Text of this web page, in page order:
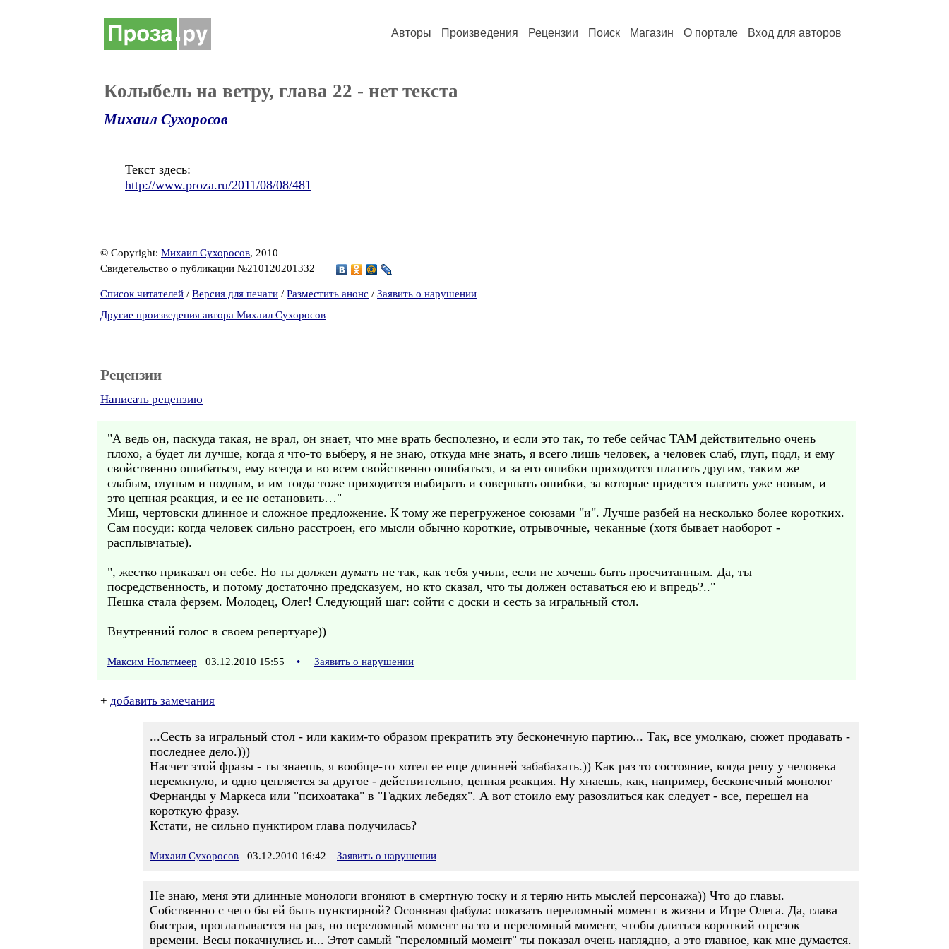
Авторы Произведения Рецензии Поиск Магазин О портале Вход для авторов
Колыбель на ветру, глава 22 - нет текста
Михаил Сухоросов
Текст здесь:
http://www.proza.ru/2011/08/08/481
© Copyright: Михаил Сухоросов, 2010
Свидетельство о публикации №210120201332
Список читателей / Версия для печати / Разместить анонс / Заявить о нарушении
Другие произведения автора Михаил Сухоросов
Рецензии
Написать рецензию
"А ведь он, паскуда такая, не врал, он знает, что мне врать бесполезно, и если это так, то тебе сейчас ТАМ действительно очень
плохо, а будет ли лучше, когда я что-то выберу, я не знаю, откуда мне знать, я всего лишь человек, а человек слаб, глуп, подл, и ему
свойственно ошибаться, ему всегда и во всем свойственно ошибаться, и за его ошибки приходится платить другим, таким же
слабым, глупым и подлым, и им тогда тоже приходится выбирать и совершать ошибки, за которые придется платить уже новым, и
это цепная реакция, и ее не остановить…"
Миш, чертовски длинное и сложное предложение. К тому же перегруженое союзами "и". Лучше разбей на несколько более коротких.
Сам посуди: когда человек сильно расстроен, его мысли обычно короткие, отрывочные, чеканные (хотя бывает наоборот -
расплывчатые).
", жестко приказал он себе. Но ты должен думать не так, как тебя учили, если не хочешь быть просчитанным. Да, ты –
посредственность, и потому достаточно предсказуем, но кто сказал, что ты должен оставаться ею и впредь?.."
Пешка стала ферзем. Молодец, Олег! Следующий шаг: сойти с доски и сесть за игральный стол.
Внутренний голос в своем репертуаре))
Максим Нольтмеер 03.12.2010 15:55 • Заявить о нарушении
+ добавить замечания
...Сесть за игральный стол - или каким-то образом прекратить эту бесконечную партию... Так, все умолкаю, сюжет продавать -
последнее дело.)))
Насчет этой фразы - ты знаешь, я вообще-то хотел ее еще длинней забабахать.)) Как раз то состояние, когда репу у человека
перемкнуло, и одно цепляется за другое - действительно, цепная реакция. Ну хнаешь, как, например, бесконечный монолог
Фернанды у Маркеса или "психоатака" в "Гадких лебедях". А вот стоило ему разозлиться как следует - все, перешел на
короткую фразу.
Кстати, не сильно пунктиром глава получилась?
Михаил Сухоросов 03.12.2010 16:42 Заявить о нарушении
Не знаю, меня эти длинные монологи вгоняют в смертную тоску и я теряю нить мыслей персонажа)) Что до главы.
Собственно с чего бы ей быть пунктирной? Осонвная фабула: показать переломный момент в жизни и Игре Олега. Да, глава
быстрая, проглатывается на раз, но переломный момент на то и переломный момент, чтобы длиться короткий отрезок
времени. Весы покачнулись и... Этот самый "переломный момент" ты показал очень наглядно, а это главное, как мне думается.